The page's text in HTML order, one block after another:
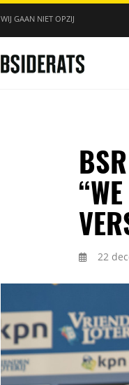
WIJ GAAN NIET OPZIJ
22